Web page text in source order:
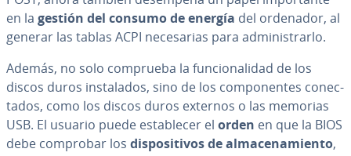
en la gestión del consumo de energía del ordenador, al
generar las tablas ACPI ne­ce­sa­rias para ad­mi­ni­s­trar­lo.
Además, no solo comprueba la fu­n­cio­na­li­dad de los
discos duros in­s­ta­la­dos, sino de los co­m­po­ne­n­tes co­ne­c­
ta­dos, como los discos duros externos o las memorias
USB. El usuario puede es­ta­ble­cer el orden en que la BIOS
debe comprobar los di­s­po­si­ti­vos de al­ma­ce­na­mie­n­to,